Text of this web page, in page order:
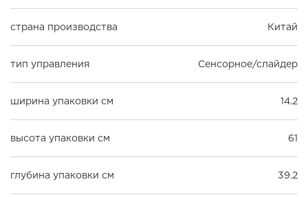
страна производства Китай
тип управления Сенсорное/слайдер
ширина упаковки см 14.2
высота упаковки см 61
глубина упаковки см 39.2